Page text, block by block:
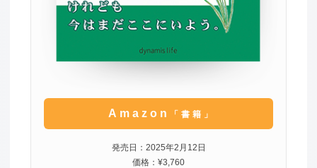
Amazon 「書籍」
発売日：2025年2月12日
価格：¥3,760